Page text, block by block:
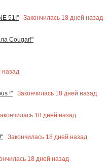
51!"
Закончилась 18 дней назад
Cougar!"
назад
!"
Закончилась 18 дней назад
18 дней назад
Закончилась 18 дней назад
18 дней назад